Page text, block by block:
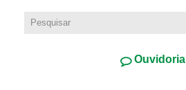
Ouvidoria